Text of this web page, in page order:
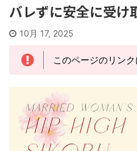
バレずに安全に受け
10月 17, 2025
このページのリン